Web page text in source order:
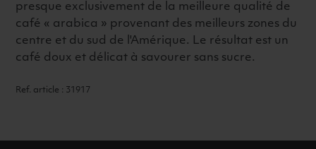
presque exclusivement de la meilleure qualité de
café « arabica » provenant des meilleurs zones du
centre et du sud de l'Amérique. Le résultat est un
café doux et délicat à savourer sans sucre.
Ref. article : 31917